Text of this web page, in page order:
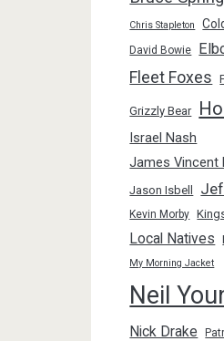
Chris Stapleton
David Bowie
Fleet Foxes
Grizzly Bear
Israel Nash
James Vincent
Jason Isbell
Kevin Morby
Local Natives
My Morning Jacket
Neil
Nick Drake